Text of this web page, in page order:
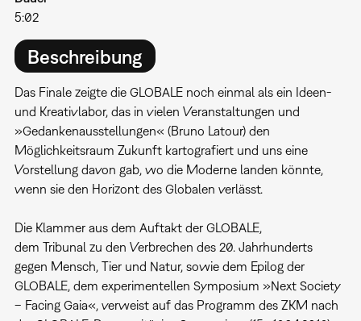
5:02
Beschreibung
Das Finale zeigte die GLOBALE noch einmal als ein Ideen-
und Kreativlabor, das in vielen Veranstaltungen und
»Gedankenausstellungen« (Bruno Latour) den
Möglichkeitsraum Zukunft kartografiert und uns eine
Vorstellung davon gab, wo die Moderne landen könnte,
wenn sie den Horizont des Globalen verlässt.
Die Klammer aus dem Auftakt der GLOBALE,
dem Tribunal zu den Verbrechen des 20. Jahrhunderts
gegen Mensch, Tier und Natur, sowie dem Epilog der
GLOBALE, dem experimentellen Symposium »Next Society
– Facing Gaia«, verweist auf das Programm des ZKM nach